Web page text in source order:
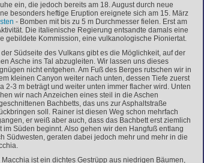
ein, die jedoch bereits am 18. August durch neue
besonders heftige Eruption ereignete sich am 15. März
- Bomben mit bis zu 5 m Durchmesser fielen. Erst am
Die italienische Regierung entsandte damals eine
gebildete Kommission, eine vulkanologische Pioniertat.
der Südseite des Vulkans gibt es die Möglichkeit, auf der
Asche ins Tal abzugleiten. Wir lassen uns dieses
nicht entgehen. Am Fuß des Berges rutschen wir in
kleinen Canyon weiter nach unten, dessen Tiefe zuerst
2-3 m beträgt und weiter unten immer flacher wird. Unten
wir nach Anzeichen eines steil in die Aschen
Bachbetts, das uns zur Asphaltstraße
soll. Rainer ist diesen Weg schon mehrfach
er weiß aber auch, dass das Bachbett erst ziemlich
im Süden beginnt. Also gehen wir den Hangfuß entlang
Südwesten, geraten dabei jedoch mehr und mehr in die
Macchia ist ein dichtes Gestrüpp aus niedrigen Bäumen,